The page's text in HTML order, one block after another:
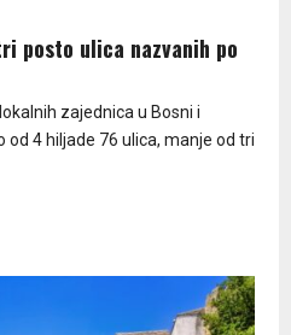
posto ulica nazvanih po
zajednica u Bosni i
od 4 hiljade 76 ulica, manje od tri